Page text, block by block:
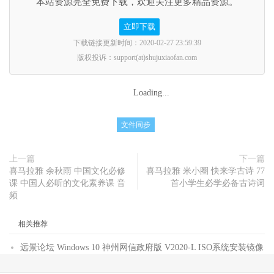
本站资源完全免费下载，欢迎关注更多精品资源。
立即下载
下载链接更新时间：2020-02-27 23:59:39
版权投诉：support(at)shujuxiaofan.com
Loading...
文件同步
上一篇
喜马拉雅 余秋雨 中国文化必修
课 中国人必听的文化素养课 音
频
下一篇
喜马拉雅 米小圈 快来学古诗 77
首小学生必学必备古诗词
相关推荐
远景论坛 Windows 10 神州网信政府版 V2020-L ISO系统安装镜像